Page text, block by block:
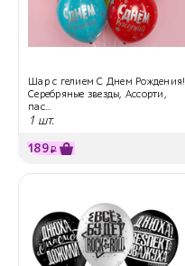
Шар с гелием С Днем Рождения!
Серебряные звезды, Ассорти,
пас...
1 шт.
189₽